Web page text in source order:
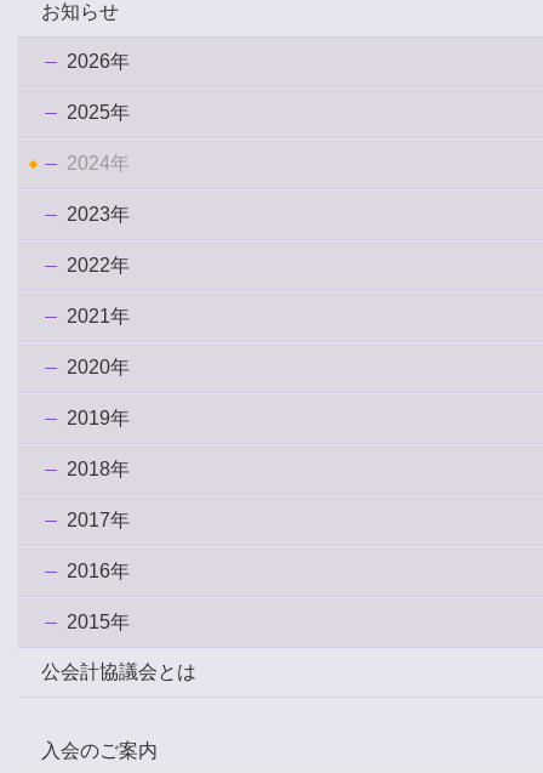
お知らせ
2026年
2025年
2024年
2023年
2022年
2021年
2020年
2019年
2018年
2017年
2016年
2015年
公会計協議会とは
入会のご案内